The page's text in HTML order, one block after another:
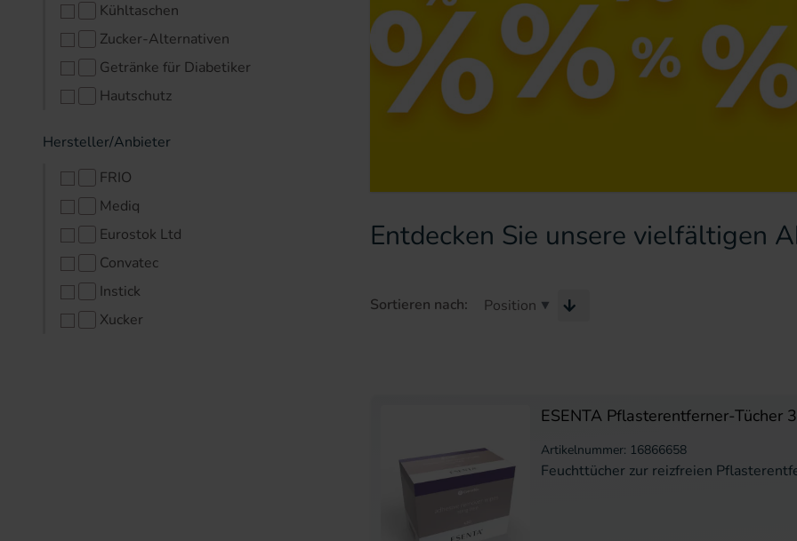
Entdecken Sie unsere vielfältigen
Sortieren nach:
ESENTA Pflasterentferner-Tücher
Artikelnummer: 16866658
Feuchttücher zur reizfreien
Kühltaschen
Zucker-Alternativen
Getränke für Diabetiker
Hautschutz
Hersteller/Anbieter
FRIO
Mediq
Eurostok Ltd
Convatec
Instick
Xucker